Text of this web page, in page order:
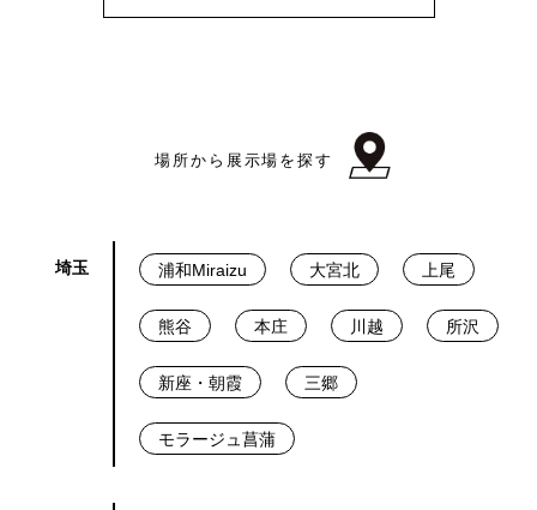
場所から展示場を探す
埼玉 浦和Miraizu 大宮北 上尾
熊谷 本庄 川越 所沢
新座・朝霞 三郷
モラージュ菖蒲